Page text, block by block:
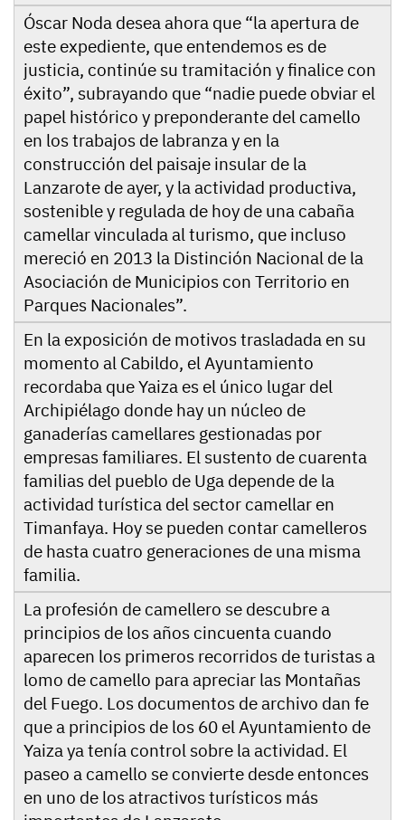
Óscar Noda desea ahora que “la apertura de
este expediente, que entendemos es de
justicia, continúe su tramitación y finalice con
éxito”, subrayando que “nadie puede obviar el
papel histórico y preponderante del camello
en los trabajos de labranza y en la
construcción del paisaje insular de la
Lanzarote de ayer, y la actividad productiva,
sostenible y regulada de hoy de una cabaña
camellar vinculada al turismo, que incluso
mereció en 2013 la Distinción Nacional de la
Asociación de Municipios con Territorio en
Parques Nacionales”.
En la exposición de motivos trasladada en su
momento al Cabildo, el Ayuntamiento
recordaba que Yaiza es el único lugar del
Archipiélago donde hay un núcleo de
ganaderías camellares gestionadas por
empresas familiares. El sustento de cuarenta
familias del pueblo de Uga depende de la
actividad turística del sector camellar en
Timanfaya. Hoy se pueden contar camelleros
de hasta cuatro generaciones de una misma
familia.
La profesión de camellero se descubre a
principios de los años cincuenta cuando
aparecen los primeros recorridos de turistas a
lomo de camello para apreciar las Montañas
del Fuego. Los documentos de archivo dan fe
que a principios de los 60 el Ayuntamiento de
Yaiza ya tenía control sobre la actividad. El
paseo a camello se convierte desde entonces
en uno de los atractivos turísticos más